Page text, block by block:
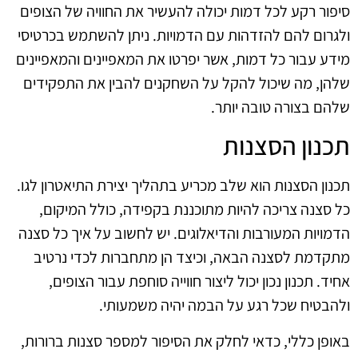
סיפור רקע לכל דמות יכולה להעשיר את החוויה של הצופים
ולגרום להם להזדהות עם הדמויות. ניתן להשתמש בכרטיסי
מידע עבור כל דמות, אשר יפרטו את המאפיינים והמאפיינים
שלהן, מה שיכול להקל על השחקנים להבין את התפקידים
שלהם בצורה טובה יותר.
תכנון הסצנות
תכנון הסצנות הוא שלב מכריע בתהליך יצירת התיאטרון לגו.
כל סצנה צריכה להיות מתוכננת בקפידה, כולל המיקום,
הדמויות המעורבות והדיאלוגים. יש לחשוב על איך כל סצנה
מתקדמת לסצנה הבאה, וכיצד הן מתחברות לכדי נרטיב
אחיד. תכנון נכון יכול ליצור חווייה סוחפת עבור הצופים,
ולהבטיח שכל רגע על הבמה יהיה משמעותי.
באופן כללי, כדאי לחלק את הסיפור למספר סצנות ברורות,